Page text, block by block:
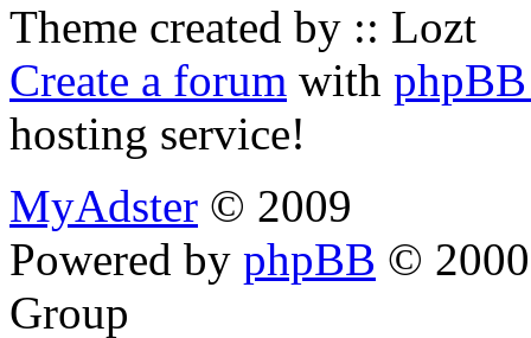
Theme created by :: Lozt
Create a forum with
hosting service!
MyAdster © 2009
Powered by phpBB ©
Group